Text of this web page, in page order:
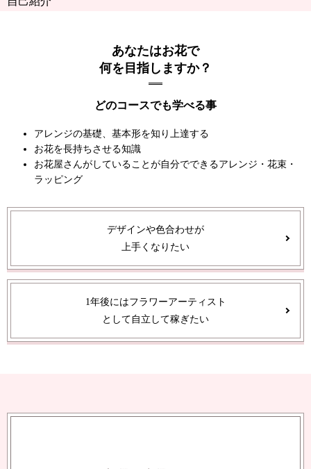
あなたはお花で
何を目指しますか？
どのコースでも学べる事
アレンジの基礎、基本形を知り上達する
お花を長持ちさせる知識
お花屋さんがしていることが自分でできるアレンジ・花束・
ラッピング
デザインや色合わせが
上手くなりたい
1年後にはフラワーアーティスト
として自立して稼ぎたい